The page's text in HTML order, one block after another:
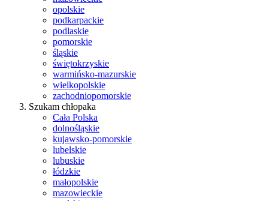
opolskie
podkarpackie
podlaskie
pomorskie
śląskie
świętokrzyskie
warmińsko-mazurskie
wielkopolskie
zachodniopomorskie
Szukam chłopaka
Cała Polska
dolnośląskie
kujawsko-pomorskie
lubelskie
lubuskie
łódzkie
małopolskie
mazowieckie